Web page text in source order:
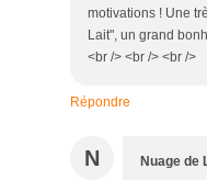
motivations ! Une
Lait", un grand
<br /> <br /> <br />
Répondre
N Nuage de